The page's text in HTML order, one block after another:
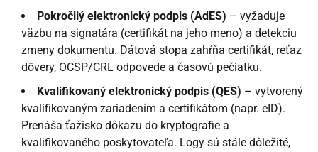
Pokročilý elektronický podpis (AdES) – vyžaduje
väzbu na signatára (certifikát na jeho meno) a detekciu
zmeny dokumentu. Dátová stopa zahŕňa certifikát, reťaz
dôvery, OCSP/CRL odpovede a časovú pečiatku.
Kvalifikovaný elektronický podpis (QES) – vytvorený
kvalifikovaným zariadením a certifikátom (napr. eID).
Prenáša ťažisko dôkazu do kryptografie a
kvalifikovaného poskytovateľa. Logy sú stále dôležité,